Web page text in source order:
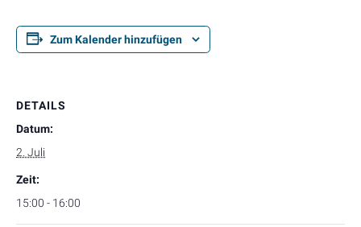
Zum Kalender hinzufügen
DETAILS
Datum:
2. Juli
Zeit:
15:00 - 16:00